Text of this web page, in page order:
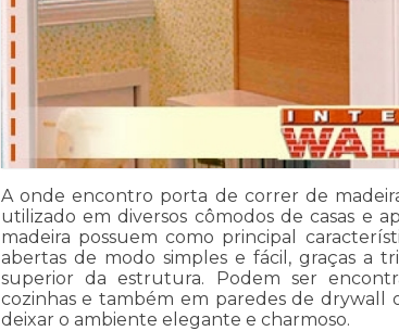
A onde encontro porta de correr de
utilizado em diversos cômodos de casas e
madeira possuem como principal
abertas de modo simples e fácil, graças a
superior da estrutura. Podem ser
cozinhas e também em paredes de drywall
deixar o ambiente elegante e charmoso.